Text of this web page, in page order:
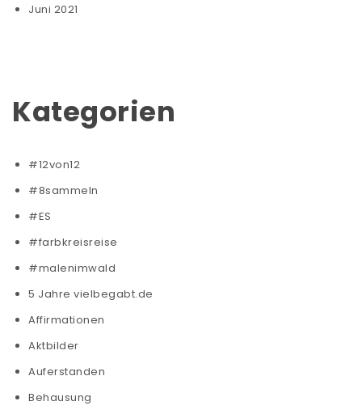
Juni 2021
Kategorien
#12von12
#8sammeln
#ES
#farbkreisreise
#malenimwald
5 Jahre vielbegabt.de
Affirmationen
Aktbilder
Auferstanden
Behausung